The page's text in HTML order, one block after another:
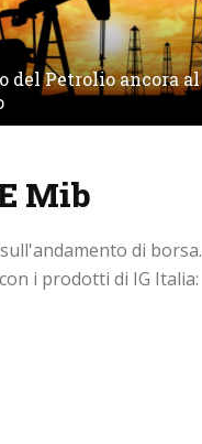
del Petrolio ancora al
Mib
di borsa.
i prodotti di IG Italia: